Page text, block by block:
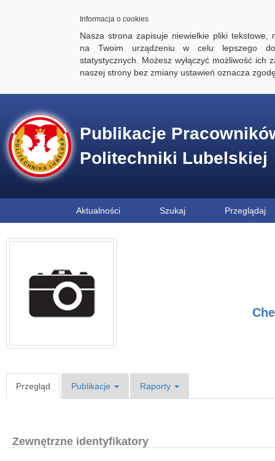
Informacja o cookies
Nasza strona zapisuje niewielkie pliki tekstowe,
na Twoim urządzeniu w celu lepszego
statystycznych. Możesz wyłączyć możliwość ich
naszej strony bez zmiany ustawień oznacza
Publikacje
Politechniki Lubelskiej
Aktualności Szukaj Przeglądaj
Przegląd Publikacje Raporty
Zewnętrzne identyfikatory